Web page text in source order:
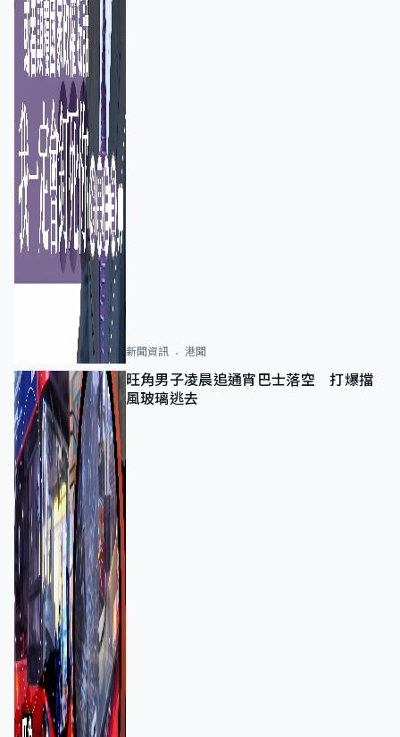
新聞資訊 港聞
旺角男子凌晨追通宵巴士落空 打爆擋
風玻璃逃去